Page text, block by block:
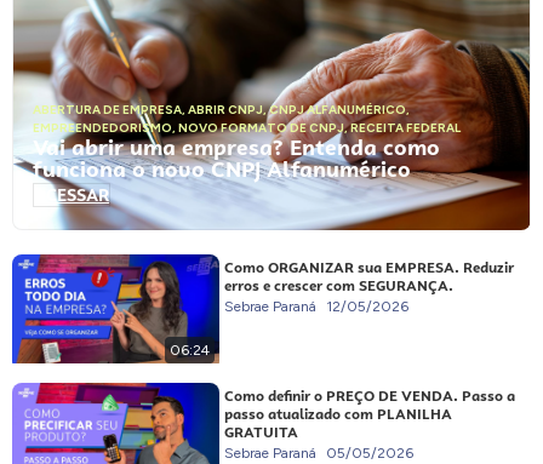
ABERTURA DE EMPRESA, ABRIR CNPJ,CNPJ ALFANUMÉRICO,
EMPREENDEDORISMO, NOVO FORMATO DE CNPJ,RECEITA FEDERAL
Vai abrir uma empresa? Entenda como
funciona o novo CNPJ Alfanumérico
ACESSAR
06:24
Como ORGANIZAR sua EMPRESA. Reduzir
erros e crescer com SEGURANÇA.
Sebrae Paraná 12/05/2026
Como definir o PREÇO DE VENDA. Passo a
passo atualizado com PLANILHA
GRATUITA
Sebrae Paraná 05/05/2026